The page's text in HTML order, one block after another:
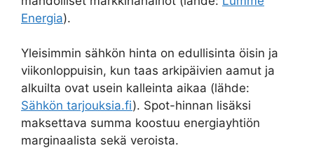
Energia).
Yleisimmin sähkön hinta on edullisinta öisin ja
viikonloppuisin, kun taas arkipäivien aamut ja
alkuilta ovat usein kalleinta aikaa (lähde:
Sähkön tarjouksia.fi). Spot-hinnan lisäksi
maksettava summa koostuu energiayhtiön
marginaalista sekä veroista.